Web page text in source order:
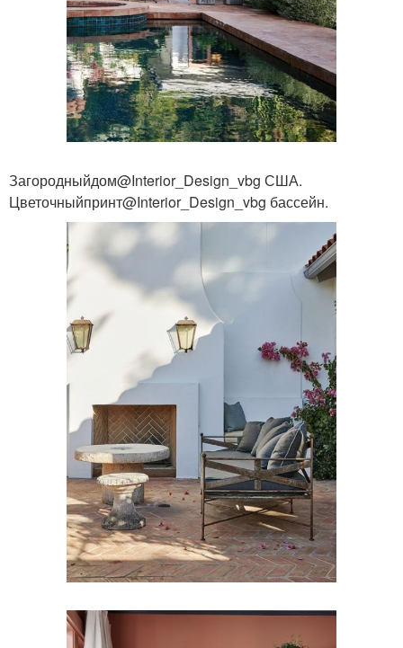
Загородныйдом@Interior_Design_vbg США.
Цветочныйпринт@Interior_Design_vbg бассейн.